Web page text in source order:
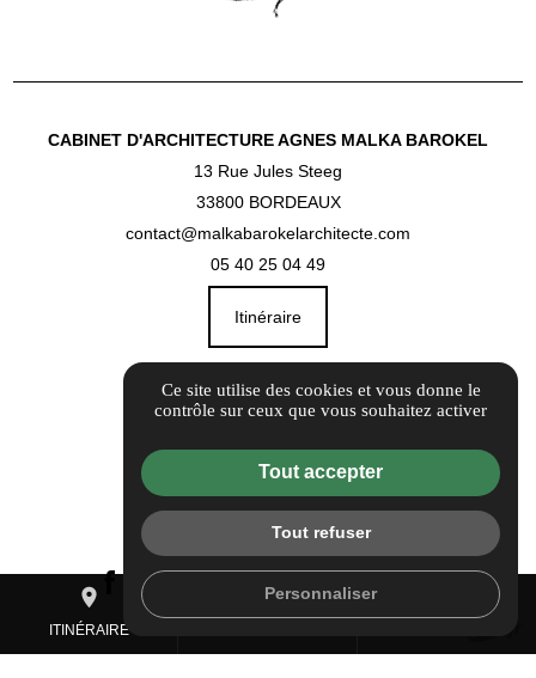
place
ITINÉRAIRE
mail
CABINET D'ARCHITECTURE AGNES MALKA BAROKEL
13 Rue Jules Steeg
33800 BORDEAUX
contact@malkabarokelarchitecte.com
05 40 25 04 49
Itinéraire
Guide Local
Informations complémentaires
Politique de confidentialité
Gestion des cookies
Ce site utilise des cookies et vous donne le
contrôle sur ceux que vous souhaitez activer
Tout accepter
Tout refuser
Personnaliser